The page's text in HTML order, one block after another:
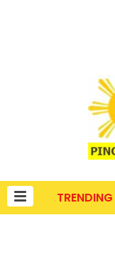
TRENDING